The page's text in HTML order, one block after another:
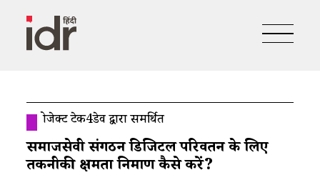
प्रोजेक्ट टेक4डेव द्वारा समर्थित
समाजसेवी संगठन डिजिटल परिवर्तन के लिए
तकनीकी क्षमता निर्माण कैसे करें?